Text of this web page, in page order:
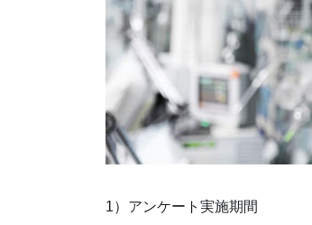
1）アンケート実施期間